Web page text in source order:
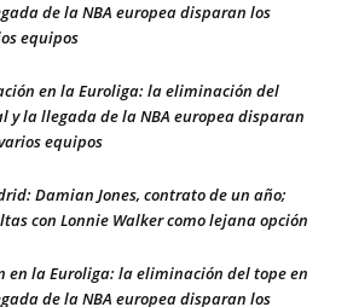
de la NBA europea disparan los
equipos
en la Euroliga: la eliminación del
y la llegada de la NBA europea disparan
equipos
Damian Jones, contrato de un año;
con Lonnie Walker como lejana opción
en la Euroliga: la eliminación del tope en
de la NBA europea disparan los